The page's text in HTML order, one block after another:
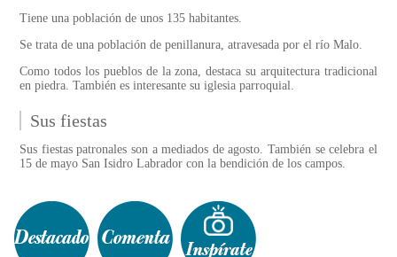
Tiene una población de unos 135 habitantes.
Se trata de una población de penillanura, atravesada por el río Malo.
Como todos los pueblos de la zona, destaca su arquitectura tradicional
en piedra. También es interesante su iglesia parroquial.
Sus fiestas
Sus fiestas patronales son a mediados de agosto. También se celebra el
15 de mayo San Isidro Labrador con la bendición de los campos.